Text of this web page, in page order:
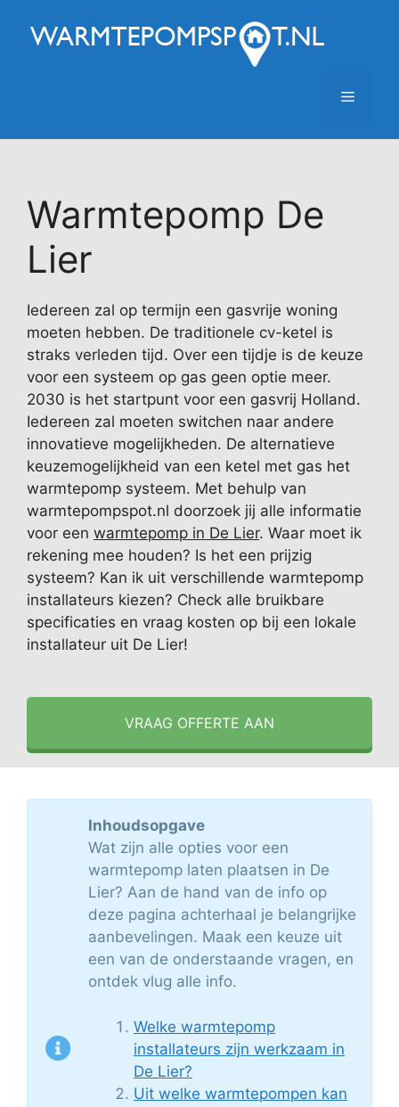
naar
Menu
Warmtepomp De
Lier
Iedereen zal op termijn een gasvrije woning
moeten hebben. De traditionele cv-ketel is
straks verleden tijd. Over een tijdje is de keuze
voor een systeem op gas geen optie meer.
2030 is het startpunt voor een gasvrij Holland.
Iedereen zal moeten switchen naar andere
innovatieve mogelijkheden. De alternatieve
keuzemogelijkheid van een ketel met gas het
warmtepomp systeem. Met behulp van
warmtepompspot.nl doorzoek jij alle informatie
voor een warmtepomp in De Lier. Waar moet ik
rekening mee houden? Is het een prijzig
systeem? Kan ik uit verschillende warmtepomp
installateurs kiezen? Check alle bruikbare
specificaties en vraag kosten op bij een lokale
installateur uit De Lier!
VRAAG OFFERTE AAN
Inhoudsopgave
Wat zijn alle opties voor een
warmtepomp laten plaatsen in De
Lier? Aan de hand van de info op
deze pagina achterhaal je belangrijke
aanbevelingen. Maak een keuze uit
een van de onderstaande vragen, en
ontdek vlug alle info.
Welke warmtepomp
installateurs zijn werkzaam in
De Lier?
Uit welke warmtepompen kan